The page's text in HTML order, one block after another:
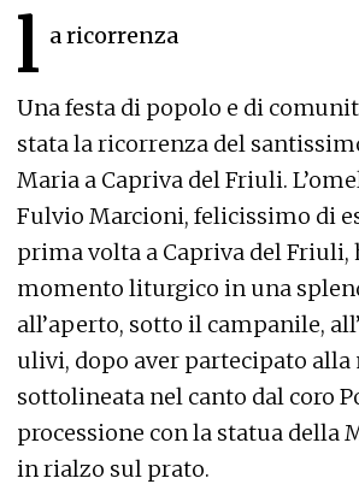
l a ricorrenza
Una festa di popolo e di
stata la ricorrenza del
Maria a Capriva del Friuli.
Fulvio Marcioni, felicissimo di
prima volta a Capriva del Friuli,
momento liturgico in una
all’aperto, sotto il campanile,
ulivi, dopo aver partecipato alla
sottolineata nel canto dal coro
processione con la statua della
in rialzo sul prato.